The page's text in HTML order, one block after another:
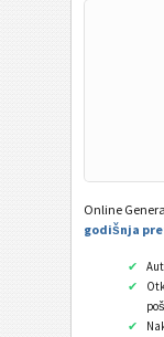
Online
godišnja